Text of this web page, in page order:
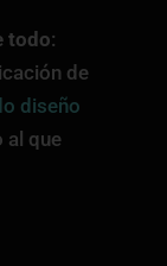
todo:
de
diseño
al que